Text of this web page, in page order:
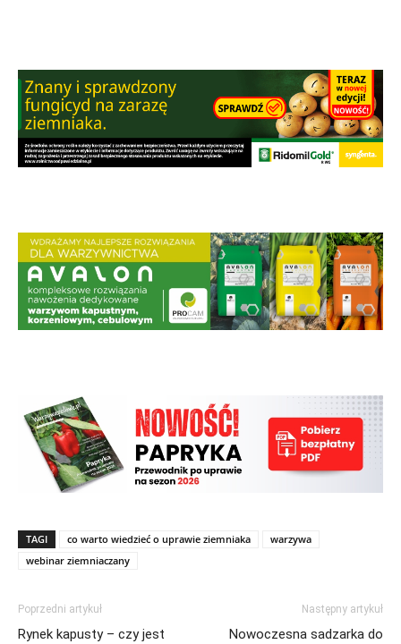
TAGI co warto wiedzieć o uprawie ziemniaka
warzywa
webinar ziemniaczany
Poprzedni artykuł
Rynek kapusty – czy jest
Następny artykuł
Nowoczesna sadzarka do